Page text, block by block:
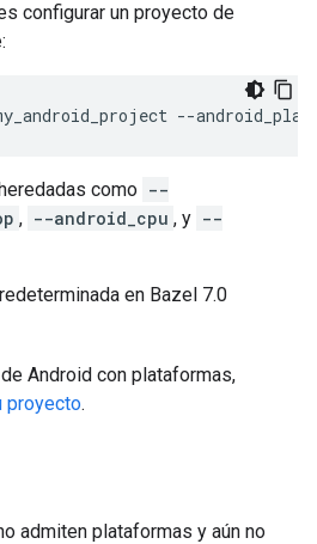
configurar un proyecto de
--
como --
, --android_cpu , y --
en Bazel 7.0
Android con plataformas,
proyecto.
admiten plataformas y aún no